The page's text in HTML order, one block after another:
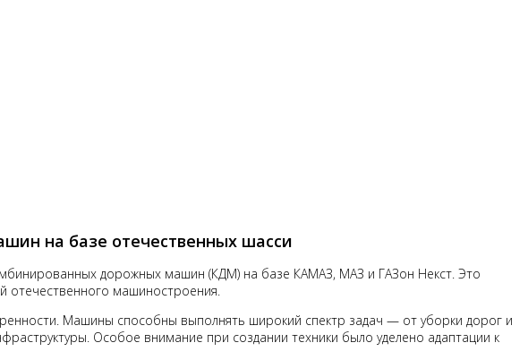
на базе отечественных шасси
дорожных машин (КДМ) на базе КАМАЗ, МАЗ и ГАЗон Некст. Это
отечественного машиностроения.
Машины способны выполнять широкий спектр задач — от уборки дорог и
Особое внимание при создании техники было уделено адаптации к